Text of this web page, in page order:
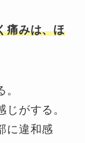
痛みは、ほ
がする。
に違和感